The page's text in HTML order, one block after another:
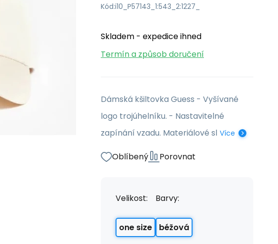
Kód:i10_P57143_1:543_2:1227_
Skladem - expedice ihned
Termín a způsob doručení
Dámská kšiltovka Guess - Vyšívané
logo trojúhelníku. - Nastavitelné
zapínání vzadu. Materiálové sl Více
Oblíbený Porovnat
Velikost:
one size
Barvy:
béžová